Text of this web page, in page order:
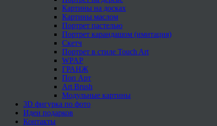
Картины на досках
Картины маслом
Портрет пастелью
Портрет карандашом (имитация)
Скетч
Портрет в стиле Touch Art
WPAP
ГРАНЖ
Поп Арт
Art Brush
Модульные картины
3D фигурка по фото
Идеи подарков
Контакты